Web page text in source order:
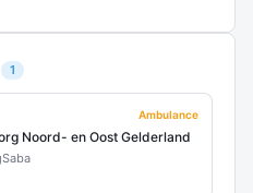
1
Ambulance
Noord- en Oost Gelderland
Saba